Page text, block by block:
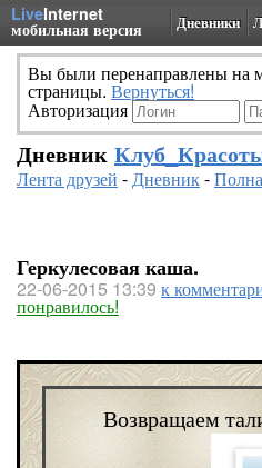
LiveInternet
мобильная версия Дневники
Вы были перенаправлены на
страницы. Вернуться!
Авторизация
Дневник
Лента друзей -Дневник-
Геркулесовая каша.
22-06-2015 13:39 к
понравилось!
Возвращаем